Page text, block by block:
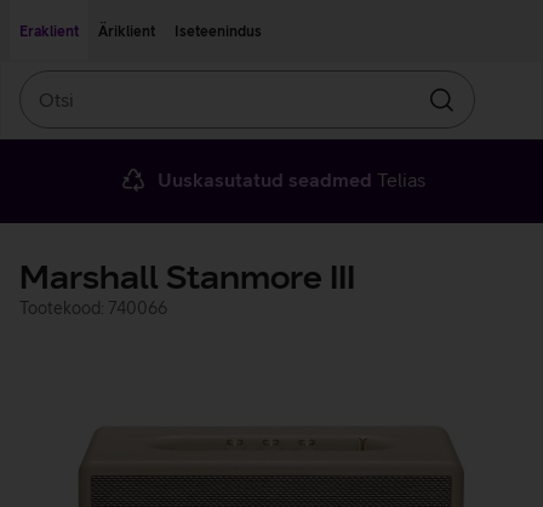
Eraklient
Äriklient Iseteenindus
Otsin
Uuskasutatud seadmed Telias
Marshall Stanmore III
Tootekood: 740066